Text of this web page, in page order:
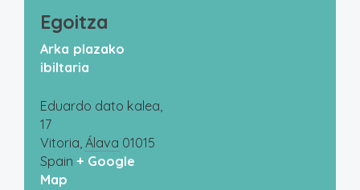
Egoitza
Arka plazako
ibiltaria
Eduardo dato kalea,
17
Vitoria Álava 01015
Spain + Google
Map